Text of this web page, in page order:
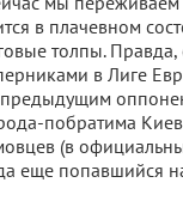
в плачевном
толпы.
в Лиге
побратима
(в
еще попавшийся